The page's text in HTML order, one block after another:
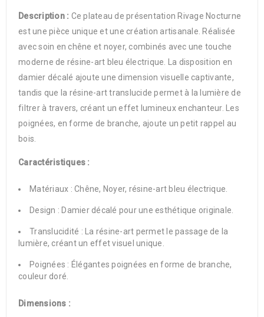
Description : Ce plateau de présentation Rivage Nocturne
est une pièce unique et une création artisanale. Réalisée
avec soin en chêne et noyer, combinés avec une touche
moderne de résine-art bleu électrique. La disposition en
damier décalé ajoute une dimension visuelle captivante,
tandis que la résine-art translucide permet à la lumière de
filtrer à travers, créant un effet lumineux enchanteur. Les
poignées, en forme de branche, ajoute un petit rappel au
bois.
Caractéristiques :
Matériaux : Chêne, Noyer, résine-art bleu électrique.
Design : Damier décalé pour une esthétique originale.
Translucidité : La résine-art permet le passage de la
lumière, créant un effet visuel unique.
Poignées : Élégantes poignées en forme de branche,
couleur doré.
Dimensions :